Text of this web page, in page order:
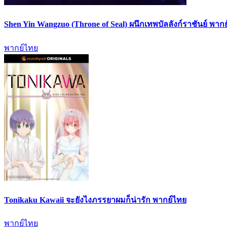
Shen Yin Wangzuo (Throne of Seal) ผนึกเทพบัลลังก์ราชันย์ พาก
พากย์ไทย
Tonikaku Kawaii จะยังไงภรรยาผมก็น่ารัก พากย์ไทย
พากย์ไทย